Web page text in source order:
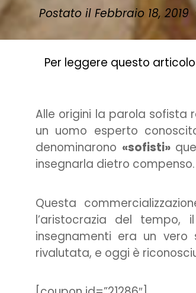
Postato il Febbraio 18, 2019
Per leggere questo
Alle origini la parola sofista
un uomo esperto
denominarono «sofisti»
insegnarla dietro compenso.
Questa
l’aristocrazia del
insegnamenti era un
rivalutata, e oggi è